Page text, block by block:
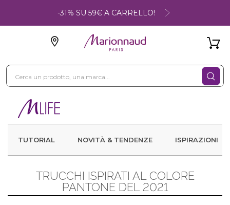
-31% SU 59€ A CARRELLO!
TUTORIAL NOVITÀ & TENDENZE ISPIRAZIONI
TRUCCHI ISPIRATI AL COLORE
PANTONE DEL 2021